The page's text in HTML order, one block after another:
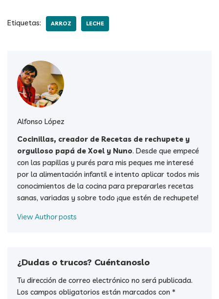
Etiquetas: ARROZ LECHE
Alfonso López
Cocinillas, creador de Recetas de rechupete y
orgulloso papá de Xoel y Nuno. Desde que empecé
con las papillas y purés para mis peques me interesé
por la alimentación infantil e intento aplicar todos mis
conocimientos de la cocina para prepararles recetas
sanas, variadas y sobre todo ¡que estén de rechupete!
View Author posts
¿Dudas o trucos? Cuéntanoslo
Tu dirección de correo electrónico no será publicada.
Los campos obligatorios están marcados con *